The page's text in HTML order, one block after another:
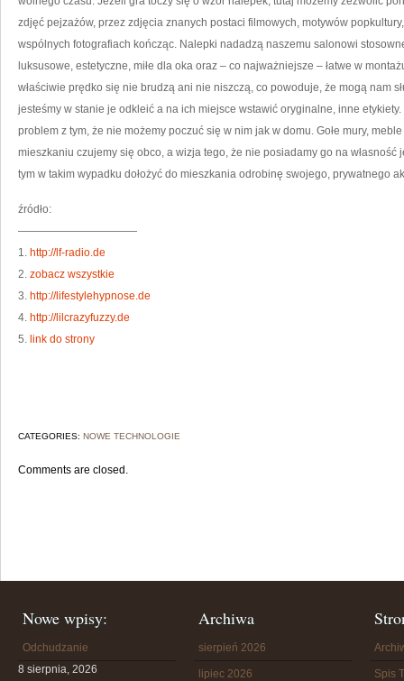
zdjęć pejzażów, przez zdjęcia znanych postaci filmowych, motywów
wspólnych fotografiach kończąc. Nalepki nadadzą naszemu salonowi
luksusowe, estetyczne, miłe dla oka oraz – co najważniejsze – łatwe w
właściwie prędko się nie brudzą ani nie niszczą, co powoduje, że mogą nam
jesteśmy w stanie je odkleić a na ich miejsce wstawić oryginalne, inne
problem z tym, że nie możemy poczuć się w nim jak w domu. Gołe mury,
mieszkaniu czujemy się obco, a wizja tego, że nie posiadamy go na własność
tym w takim wypadku dołożyć do mieszkania odrobinę swojego, prywatnego
źródło:
———————————
1. http://lf-radio.de
2. zobacz wszystkie
3. http://lifestylehypnose.de
4. http://lilcrazyfuzzy.de
5. link do strony
CATEGORIES: NOWE TECHNOLOGIE
Comments are closed.
Nowe wpisy:
Odchudzanie
8 sierpnia, 2026
Archiwa
sierpień 2026
lipiec 2026 Spis